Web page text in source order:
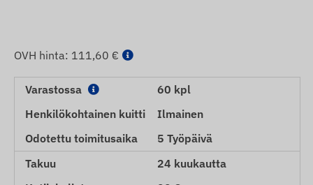
OVH hinta: 111,60 €
Varastossa
60 kpl
Henkilökohtainen kuitti
Ilmainen
Odotettu toimitusaika
5 Työpäivä
Takuu
24 kuukautta